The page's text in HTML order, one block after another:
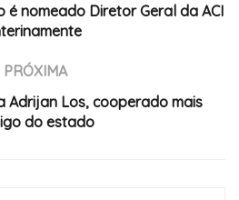
é nomeado Diretor Geral da ACI
PRÓXIMA
Adrijan Los, cooperado mais
do estado